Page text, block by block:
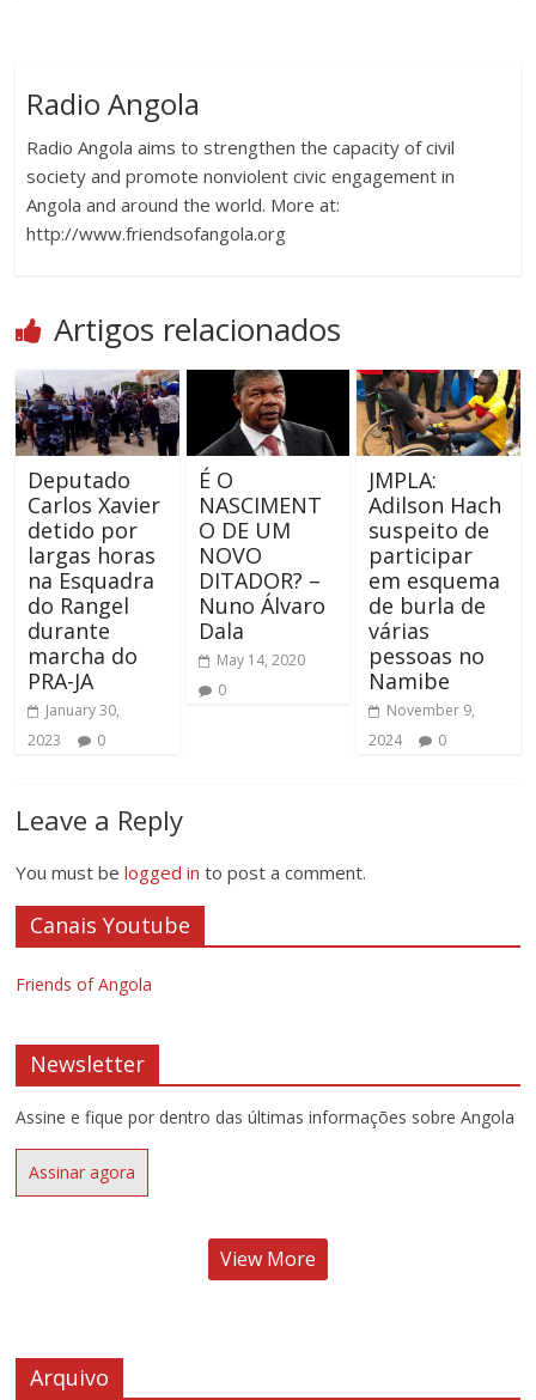
Radio Angola
Radio Angola aims to strengthen the capacity of civil
society and promote nonviolent civic engagement in
Angola and around the world. More at:
http://www.friendsofangola.org
Artigos relacionados
Deputado
Carlos Xavier
detido por
largas horas
na Esquadra
do Rangel
durante
marcha do
PRA-JA
January 30,
2023
0
É O
NASCIMENT
O DE UM
NOVO
DITADOR? –
Nuno Álvaro
Dala
May 14, 2020
0
JMPLA:
Adilson Hach
suspeito de
participar
em esquema
de burla de
várias
pessoas no
Namibe
November 9,
2024
0
Leave a Reply
You must belogged in to post a comment.
Canais Youtube
Friends of Angola
Newsletter
Assine e fique por dentro das últimas informações sobre Angola
Assinar agora
View More
Arquivo